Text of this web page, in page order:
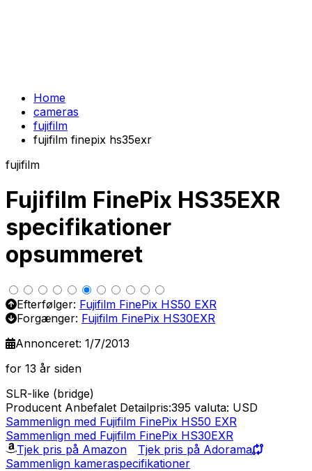
Home
cameras
fujifilm
fujifilm finepix hs35exr
fujifilm
Fujifilm FinePix HS35EXR
specifikationer
opsummeret
Efterfølger: Fujifilm FinePix HS50 EXR
Forgænger: Fujifilm FinePix HS30EXR
Annonceret: 1/7/2013
for 13 år siden
SLR-like (bridge)
Producent Anbefalet Detailpris:395 valuta: USD
Sammenlign med Fujifilm FinePix HS50 EXR
Sammenlign med Fujifilm FinePix HS30EXR
Tjek pris på Amazon
Tjek pris på Adorama
Sammenlign kameraspecifikationer